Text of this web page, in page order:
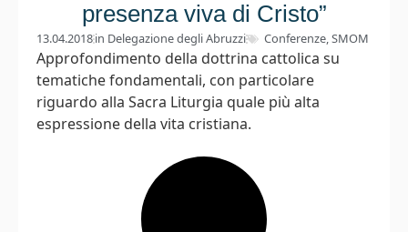
presenza viva di Cristo”
13.04.2018in Delegazione degli Abruzzi Conferenze,SMOM
Approfondimento della dottrina cattolica su
tematiche fondamentali, con particolare
riguardo alla Sacra Liturgia quale più alta
espressione della vita cristiana.